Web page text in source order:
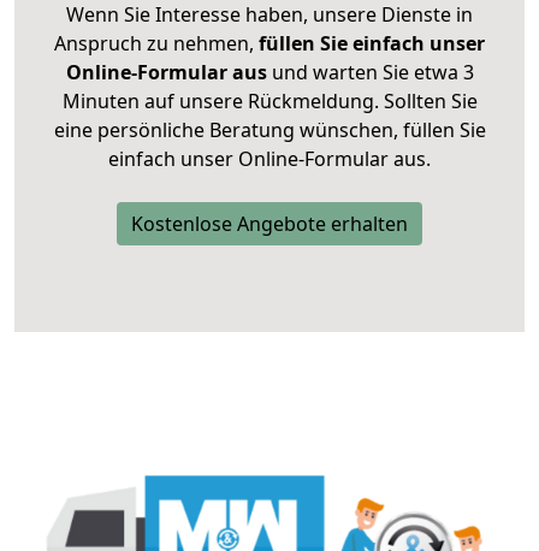
Wenn Sie Interesse haben, unsere Dienste in
Anspruch zu nehmen, füllen Sie einfach unser
Online-Formular ausund warten Sie etwa 3
Minuten auf unsere Rückmeldung. Sollten Sie
eine persönliche Beratung wünschen, füllen Sie
einfach unser Online-Formular aus.
Kostenlose Angebote erhalten